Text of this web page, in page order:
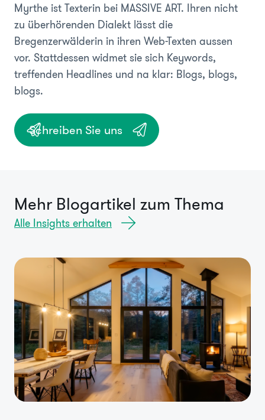
Myrthe ist Texterin bei MASSIVE ART. Ihren nicht
zu überhörenden Dialekt lässt die
Bregenzerwälderin in ihren Web-Texten aussen
vor. Stattdessen widmet sie sich Keywords,
treffenden Headlines und na klar: Blogs, blogs,
blogs.
Schreiben Sie uns
Mehr Blogartikel zum Thema
Alle Insights erhalten